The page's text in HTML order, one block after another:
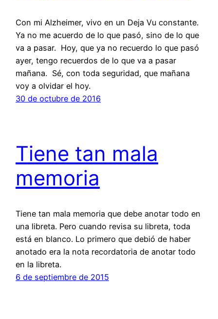
Con mi Alzheimer, vivo en un Deja Vu constante.
Ya no me acuerdo de lo que pasó, sino de lo que
va a pasar. Hoy, que ya no recuerdo lo que pasó
ayer, tengo recuerdos de lo que va a pasar
mañana. Sé, con toda seguridad, que mañana
voy a olvidar el hoy.
30 de octubre de 2016
Tiene tan mala
memoria
Tiene tan mala memoria que debe anotar todo en
una libreta. Pero cuando revisa su libreta, toda
está en blanco. Lo primero que debió de haber
anotado era la nota recordatoria de anotar todo
en la libreta.
6 de septiembre de 2015